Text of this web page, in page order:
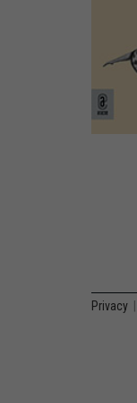
Privacy